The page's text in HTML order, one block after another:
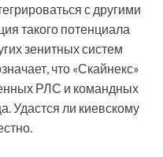
с другими
такого потенциала
зенитных систем
что «Скайнекс»
РЛС и командных
Удастся ли киевскому